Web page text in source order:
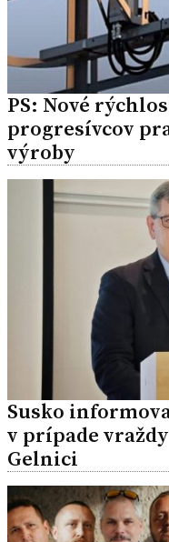
PS: Nové
progresívcov
výroby
Susko
v prípade
Gelnici